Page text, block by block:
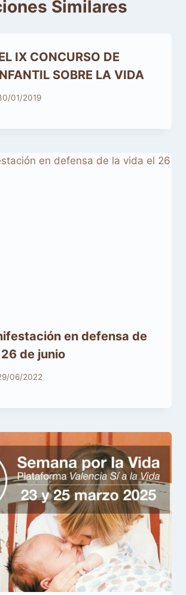
Similares
IX CONCURSO DE
SOBRE LA VIDA
01/2019
en defensa de
de junio
06/2022